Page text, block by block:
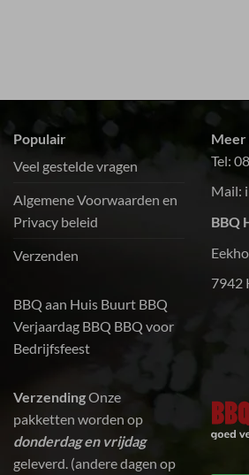
Populair
Veel gestelde vragen
Algemene Voorwaarden en
Privacy beleid
Verzenden
BBQ aan Huis Buurt BBQ
Verjaardag BBQ BBQ voor
Bedrijfsfeest
Meer
Tel:
Mail:
BBQ
7942
VerzendingOnze
pakketten worden op
donderdag en vrijdag
geleverd. (andere dagen op